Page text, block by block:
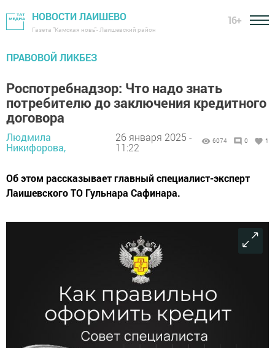
НОВОСТИ ЛАИШЕВО
Газета "Камская новь"- Лаишевский район
16+
ПРАВОВОЙ ЛИКБЕЗ
Роспотребнадзор: Что надо знать
потребителю до заключения кредитного
договора
Людмила
Никифорова,
26 января 2025 -
11:22
6074 0 1
Об этом рассказывает главный специалист-эксперт
Лаишевского ТО Гульнара Сафинара.